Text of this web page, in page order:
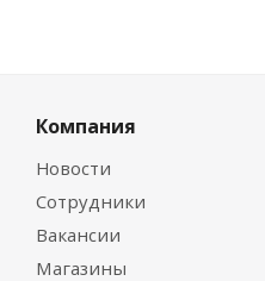
Компания
Новости
Сотрудники
Вакансии
Магазины